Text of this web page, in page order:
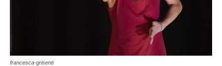
francesca-grisenti